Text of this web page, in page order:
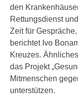
den
Rettungsdienst
Zeit für
berichtet Ivo
Kreuzes.
das Projekt
Mitmenschen
unterstützen.